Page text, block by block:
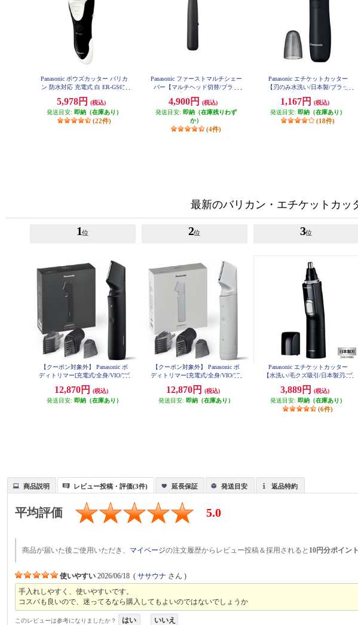
Panasonic ボウズカッター バリカ
ン 防水対応 充電式 白 ER-GS61-
5,978円
(税込)
発送目安: 即納（在庫あり）
(22件)
Panasonic ファーストマルチシェー
バー【マルチヘッド切替/ブラッ
4,900円
(税込)
発送目安: 即納（在庫残りわず
か）
(4件)
Panasonic エチケットカッター
【刃のみ水洗い/日本製/ブラッ
1,167円
(税込)
発送目安: 即納（在庫あり）
(18件)
最新のバリカン・エチケットカッ
1位
【クーポン対象外】 Panasonic ボ
ディトリマー[充電式/全身/VIO/]ブ
12,870円
(税込)
発送目安: 即納（在庫あり）
2位
【クーポン対象外】 Panasonic ボ
ディトリマー[充電式/全身/VIO/]ラ
12,870円
(税込)
発送目安: 即納（在庫あり）
3位
Panasonic エチケットカッター
【水洗い/毛クズ吸引/日本製刃/ブ
3,889円
(税込)
発送目安: 即納（在庫あり）
(6件)
商品説明 レビュー投稿・評価(3件) 延長保証 発送目安 返品特約
平均評価 5.0
商品が届いた後ご使用いただき、 マイページの注文履歴からレビュー投稿＆採用されると 10円分ポイン
使いやすい 2026/06/18 (ササウナ さん )
手入れしやすく、使いやすいです。
コスパも良いので、迷ってるなら購入してもよいのではないでしょうか
このレビューは参考になりましたか？ はい いいえ